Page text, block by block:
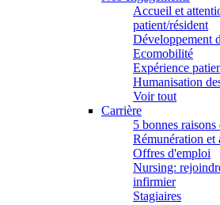
Accueil et
patient/résident
Développement
Ecomobilité
Expérience
Humanisation
Voir tout
Carrière
5 bonnes
Rémunération et
Offres d'emploi
Nursing:
infirmier
Stagiaires